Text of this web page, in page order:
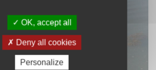
OK, accept all
Deny all cookies
Personalize